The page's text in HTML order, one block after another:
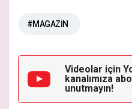
#MAGAZİN
Videolar için
kanalımıza
unutmayın!